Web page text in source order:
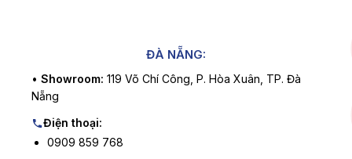
ĐÀ NẴNG:
• Showroom: 119 Võ Chí Công, P. Hòa Xuân, TP. Đà
Nẵng
Điện thoại:
0909 859 768